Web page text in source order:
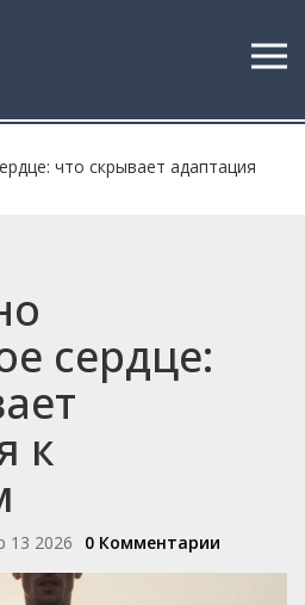
что скрывает адаптация
сердце:
к
13 2026 0 Комментарии